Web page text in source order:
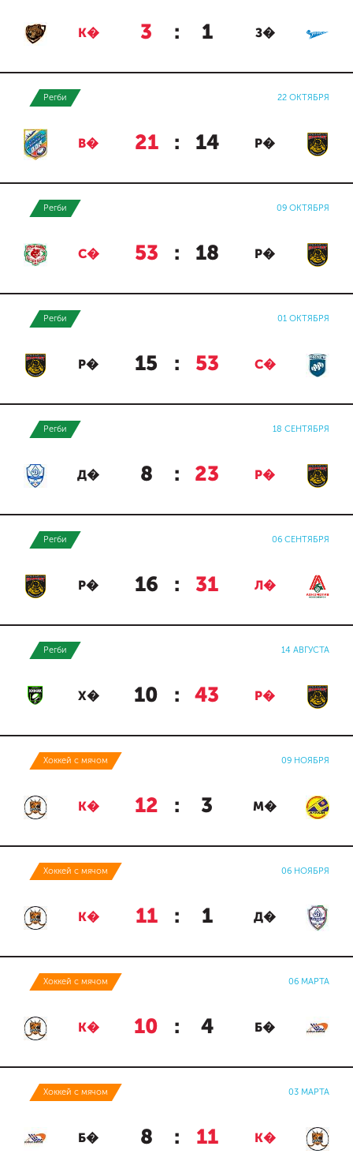
К� 3 : 1 З�
Регби 22 ОКТЯБРЯ
В� 21 : 14 Р�
Регби 09 ОКТЯБРЯ
С� 53 : 18 Р�
Регби 01 ОКТЯБРЯ
Р� 15 : 53 С�
Регби 18 СЕНТЯБРЯ
Д� 8 : 23 Р�
Регби 06 СЕНТЯБРЯ
Р� 16 : 31 Л�
Регби 14 АВГУСТА
Х� 10 : 43 Р�
Хоккей с мячом 09 НОЯБРЯ
К� 12 : 3 М�
Хоккей с мячом 06 НОЯБРЯ
К� 11 : 1 Д�
Хоккей с мячом 06 МАРТА
К� 10 : 4 Б�
Хоккей с мячом 03 МАРТА
Б� 8 : 11 К�